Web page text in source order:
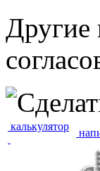
Другие
калькулятор